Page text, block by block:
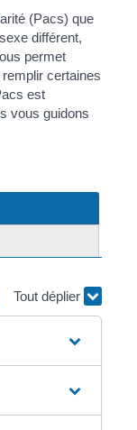
(Pacs) que
différent,
permet
certaines
est
vous guidons
Tout déplier